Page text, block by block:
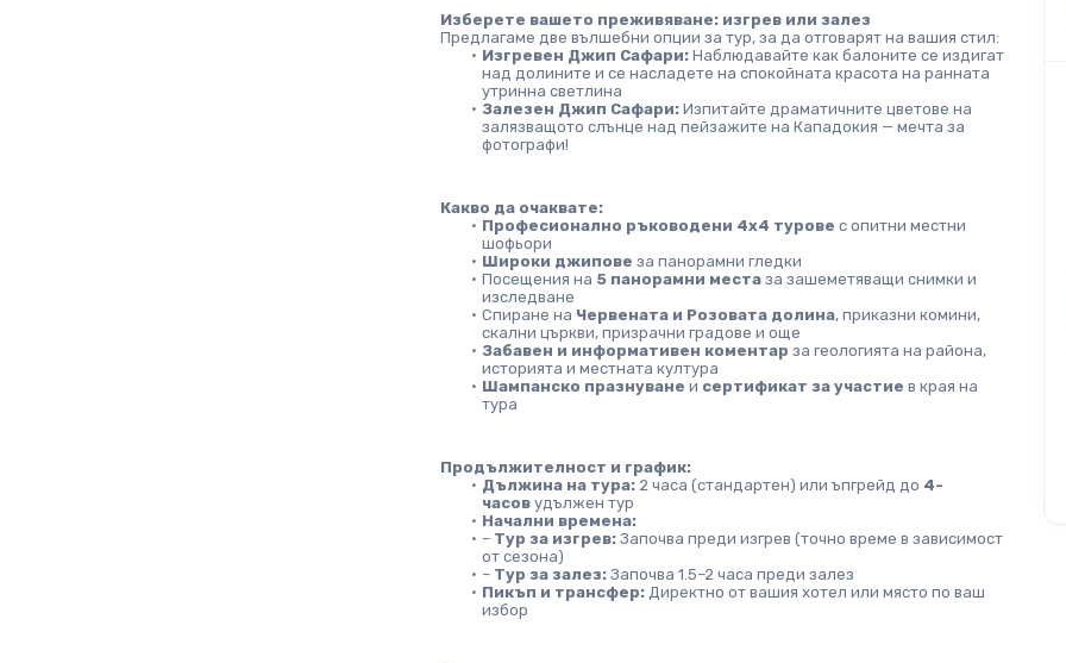
Изберете вашето преживяване: изгрев или залез
Предлагаме две вълшебни опции за тур, за да отговарят на вашия стил:
Изгревен Джип Сафари: Наблюдавайте как балоните се издигат
над долините и се насладете на спокойната красота на ранната
утринна светлина
Залезен Джип Сафари: Изпитайте драматичните цветове на
залязващото слънце над пейзажите на Кападокия — мечта за
фотографи!
Какво да очаквате:
Професионално ръководени 4x4 турове с опитни местни
шофьори
Широки джипове за панорамни гледки
Посещения на 5 панорамни места за зашеметяващи снимки и
изследване
Спиране на Червената и Розовата долина, приказни комини,
скални църкви, призрачни градове и още
Забавен и информативен коментар за геологията на района,
историята и местната култура
Шампанско празнуване и сертификат за участие в края на
тура
Продължителност и график:
Дължина на тура: 2 часа (стандартен) или ъпгрейд до 4-
часов удължен тур
Начални времена:
– Тур за изгрев: Започва преди изгрев (точно време в зависимост
от сезона)
– Тур за залез: Започва 1.5–2 часа преди залез
Пикъп и трансфер: Директно от вашия хотел или място по ваш
избор